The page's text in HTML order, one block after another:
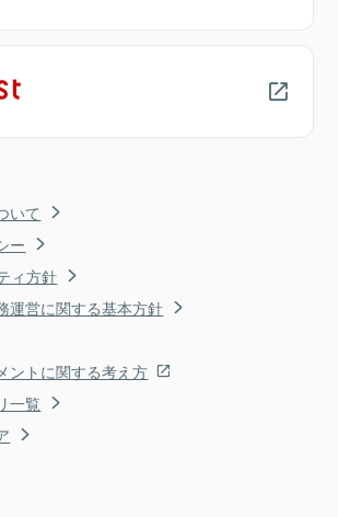
いて
ー
ィ方針
運営に関する基本方針
ントに関する考え方
一覧